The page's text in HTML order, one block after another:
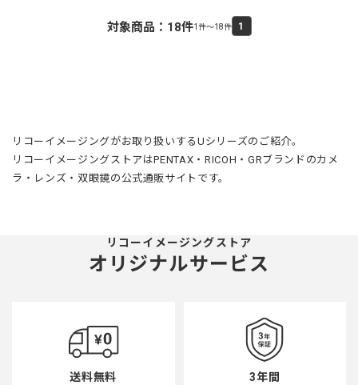
対象商品： 18件1件～18件 1
リコーイメージングがお取り扱いするUシリーズのご紹介。
リコーイメージングストアはPENTAX・RICOH・GRブランドのカメ
ラ・レンズ・双眼鏡の公式通販サイトです。
リコーイメージングストア
オリジナルサービス
送料無料
3年間